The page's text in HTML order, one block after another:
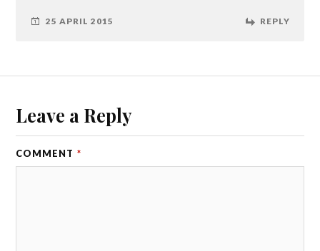
25 APRIL 2015 REPLY
Leave a Reply
COMMENT *